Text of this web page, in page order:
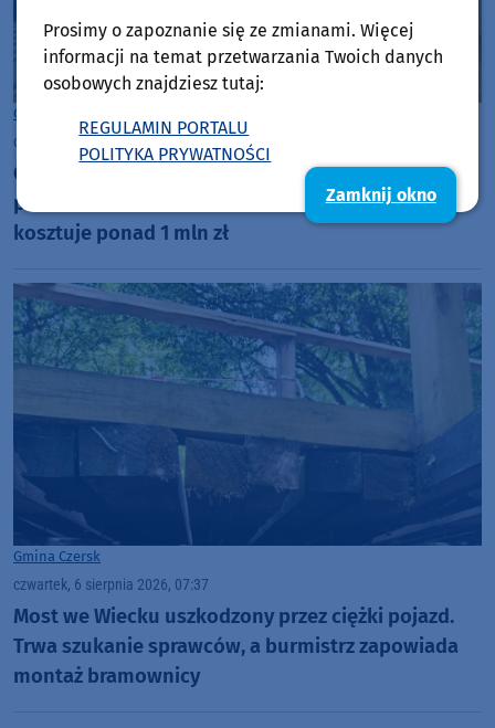
Gmina Brusy
czwartek, 6 sierpnia 2026, 09:01
Gmina Brusy remontuje budynek dawnej
pastorówki w Kosobudach. Odnowa zabytku
kosztuje ponad 1 mln zł
Gmina Czersk
czwartek, 6 sierpnia 2026, 07:37
Most we Wiecku uszkodzony przez ciężki pojazd.
Trwa szukanie sprawców, a burmistrz zapowiada
montaż bramownicy
Prosimy o zapoznanie się ze zmianami. Więcej
informacji na temat przetwarzania Twoich danych
osobowych znajdziesz tutaj:
REGULAMIN PORTALU
POLITYKA PRYWATNOŚCI
Zamknij okno